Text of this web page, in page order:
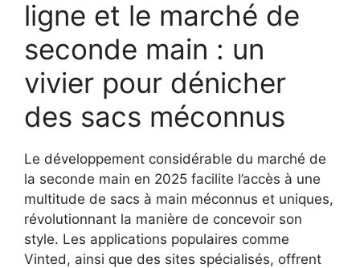
ligne et le marché de
seconde main : un
vivier pour dénicher
des sacs méconnus
Le développement considérable du marché de
la seconde main en 2025 facilite l’accès à une
multitude de sacs à main méconnus et uniques,
révolutionnant la manière de concevoir son
style. Les applications populaires comme
Vinted, ainsi que des sites spécialisés, offrent